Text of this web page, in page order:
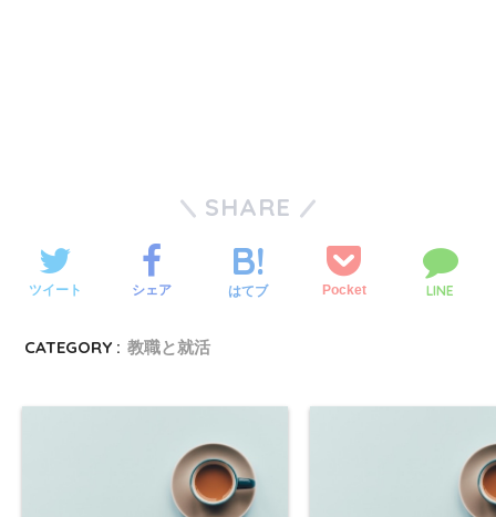
SHARE
ツイート シェア はてブ Pocket LINE
CATEGORY : 教職と就活